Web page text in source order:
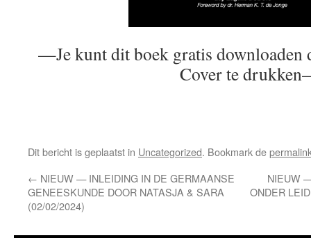
—Je kunt dit boek gratis downloaden
Cover te
Dit bericht is geplaatst in Uncategorized. Bookmark de
← NIEUW — INLEIDING IN DE GERMAANSE
GENEESKUNDE DOOR NATASJA & SARA
(02/02/2024)
NIEUW
ONDER